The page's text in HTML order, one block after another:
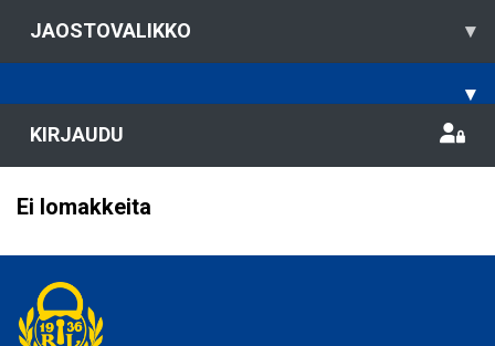
JAOSTOVALIKKO ▾
▾
KIRJAUDU
Ei lomakkeita